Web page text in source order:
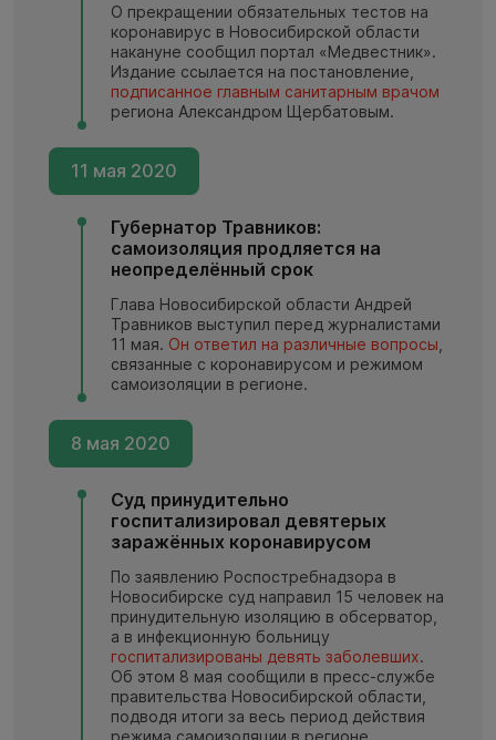
О прекращении обязательных тестов на
коронавирус в Новосибирской области
накануне сообщил портал «Медвестник».
Издание ссылается на постановление,
подписанное главным санитарным врачом
региона Александром Щербатовым.
11 мая 2020
Губернатор Травников:
самоизоляция продляется на
неопределённый срок
Глава Новосибирской области Андрей
Травников выступил перед журналистами
11 мая. Он ответил на различные вопросы
связанные с коронавирусом и режимом
самоизоляции в регионе.
8 мая 2020
Суд принудительно
госпитализировал девятерых
заражённых коронавирусом
По заявлению Роспостребнадзора в
Новосибирске суд направил 15 человек на
принудительную изоляцию в обсерватор,
а в инфекционную больницу
госпитализированы девять заболевших.
Об этом 8 мая сообщили в пресс-службе
правительства Новосибирской области,
подводя итоги за весь период действия
режима самоизоляции в регионе.